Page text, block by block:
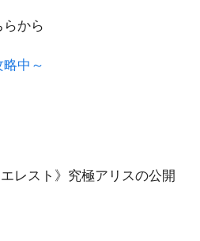
らから
中～
エレスト》究極アリスの公開